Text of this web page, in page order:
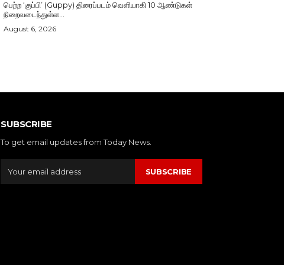
பெற்ற ‘குப்பி’ (Guppy) திரைப்படம் வெளியாகி 10 ஆண்டுகள்
நிறைவடைந்துள்ள...
August 6, 2026
SUBSCRIBE
To get email updates from Today News.
SUBSCRIBE